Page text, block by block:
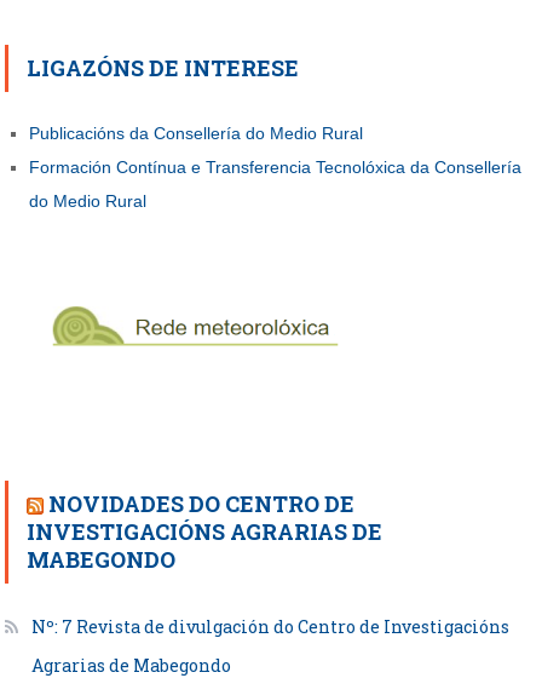
LIGAZÓNS DE INTERESE
Publicacións da Consellería do Medio Rural
Formación Contínua e Transferencia Tecnolóxica da Consellería
do Medio Rural
NOVIDADES DO CENTRO DE
INVESTIGACIÓNS AGRARIAS DE
MABEGONDO
Nº: 7 Revista de divulgación do Centro de Investigacións
Agrarias de Mabegondo